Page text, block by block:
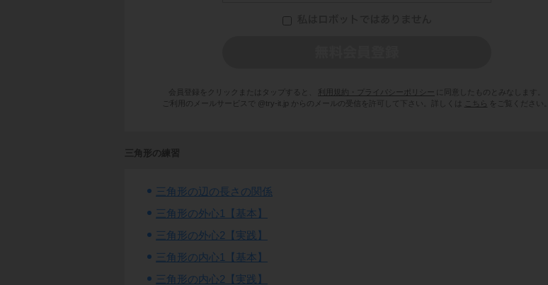
会員登録をクリックまたはタップすると、 利用規約・プライバシーポリシー
に同意したものとみなします。
ご利用のメールサービスで @try-it.jp からのメールの受信を許可して下さい。詳しくは
こちら をご覧ください。
三角形の練習
三角形の辺の長さの関係
三角形の外心1【基本】
三角形の外心2【実践】
三角形の内心1【基本】
三角形の内心2【実践】